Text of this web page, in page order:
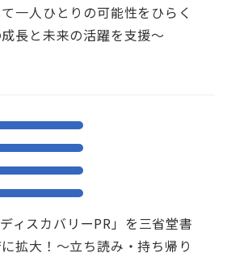
一人ひとりの可能性をひらく
長と未来の活躍を支援～
ィスカバリーPR」を三省堂書
拡大！〜立ち読み・持ち帰り